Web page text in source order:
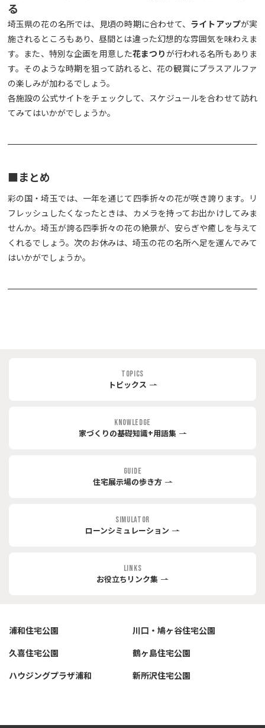
る
埼玉県の花の名所では、見頃の時期に合わせて、 ライトアップが実
施されるところもあり、昼間とは違った幻想的な雰囲気を味わえま
す。また、特別な企画を用意した花まつりが行われる名所もありま
す。そのような時期を狙って訪れると、花の観賞にプラスアルファ
の楽しみが加わるでしょう。
各施設の公式サイトをチェックして、スケジュールを合わせて訪れ
てみてはいかがでしょうか。
■まとめ
彩の国・埼玉では、一年を通じて四季折々の花が咲き誇ります。リ
フレッシュしたくなったときは、カメラを持ってお出かけしてみま
せんか。埼玉が誇る四季折々の花の絶景が、安らぎや癒しを与えて
くれるでしょう。次のお休みは、埼玉の花の名所へ足を運んでみて
はいかがでしょうか。
TOPICS
トピックス
KNOWLEDGE
家づくりの基礎知識+用語集
GUIDE
住宅展示場の歩き方
SIMULATOR
ローンシミュレーション
LINKS
お役立ちリンク集
浦和住宅公園
川口・鳩ヶ谷住宅公園
久喜住宅公園
鶴ヶ島住宅公園
ハウジングプラザ浦和
新所沢住宅公園